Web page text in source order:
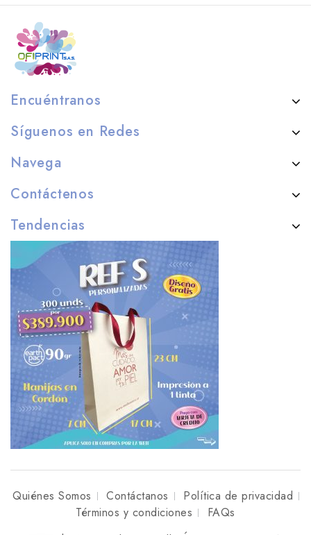
Encuéntranos
Síguenos en Redes
Navega
Contáctenos
Tendencias
Quiénes Somos Contáctanos
Política de privacidad
Términos y condiciones
FAQs